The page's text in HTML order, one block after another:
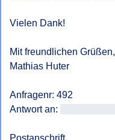
Vielen Dank!
Mit freundlichen Grüßen,
Mathias Huter
Anfragenr: 492
Antwort an:
Postanschrift